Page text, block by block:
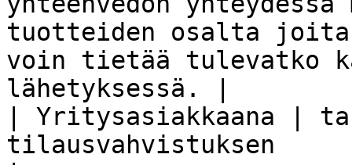
tuotteiden osalta
voin tietää tulevatko
lähetyksessä. |
| Yritysasiakkaana |
tilausvahvistuksen